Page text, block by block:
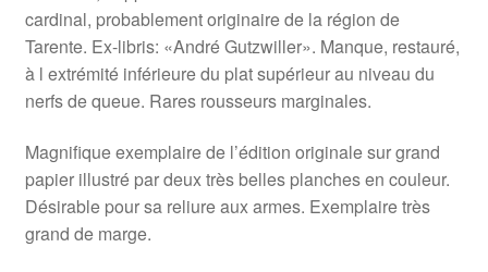
cardinal, probablement originaire de la région de
Tarente. Ex-libris: «André Gutzwiller». Manque, restauré,
à l extrémité inférieure du plat supérieur au niveau du
nerfs de queue. Rares rousseurs marginales.
Magnifique exemplaire de l’édition originale sur grand
papier illustré par deux très belles planches en couleur.
Désirable pour sa reliure aux armes. Exemplaire très
grand de marge.